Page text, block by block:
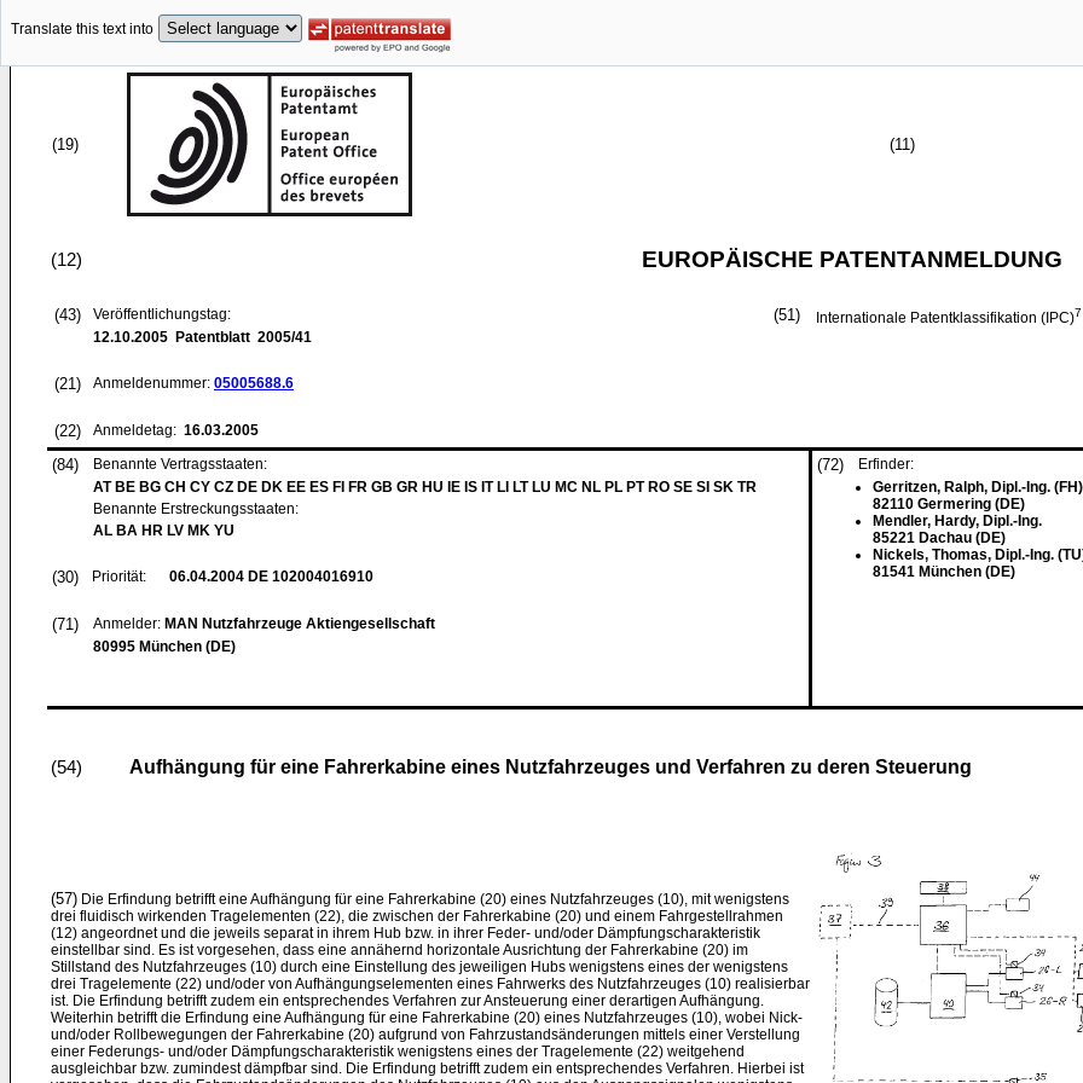
Translate this text into
(19) (11)
(12) EUROPÄISCHE PATENTANMELDUNG
(43)
Veröffentlichungstag:
12.10.2005 Patentblatt 2005/41
(21) Anmeldenummer: 05005688.6
(22) Anmeldetag: 16.03.2005
(51) Internationale Patentklassifikation (IPC)7
(84)
Benannte Vertragsstaaten:
AT BE BG CH CY CZ DE DK EE ES FI FR GB GR HU IE IS IT LI LT LU MC NL PL PT RO SE SI SK TR
Benannte Erstreckungsstaaten:
AL BA HR LV MK YU
(30) Priorität: 06.04.2004 DE 102004016910
(71) Anmelder: MAN Nutzfahrzeuge Aktiengesellschaft
80995 München (DE)
(72)
Erfinder:
Gerritzen, Ralph, Dipl.-Ing. (FH)
82110 Germering (DE)
Mendler, Hardy, Dipl.-Ing.
85221 Dachau (DE)
Nickels, Thomas, Dipl.-Ing.
81541 München (DE)
(54) Aufhängung für eine Fahrerkabine eines Nutzfahrzeuges und Verfahren zu deren Steuerung
(57) Die Erfindung betrifft eine Aufhängung für eine Fahrerkabine (20) eines Nutzfahrzeuges (10), mit wenigstens
drei fluidisch wirkenden Tragelementen (22), die zwischen der Fahrerkabine (20) und einem Fahrgestellrahmen
(12) angeordnet und die jeweils separat in ihrem Hub bzw. in ihrer Feder- und/oder Dämpfungscharakteristik
einstellbar sind. Es ist vorgesehen, dass eine annähernd horizontale Ausrichtung der Fahrerkabine (20) im
Stillstand des Nutzfahrzeuges (10) durch eine Einstellung des jeweiligen Hubs wenigstens eines der wenigstens
drei Tragelemente (22) und/oder von Aufhängungselementen eines Fahrwerks des Nutzfahrzeuges (10) realisierbar
ist. Die Erfindung betrifft zudem ein entsprechendes Verfahren zur Ansteuerung einer derartigen Aufhängung.
Weiterhin betrifft die Erfindung eine Aufhängung für eine Fahrerkabine (20) eines Nutzfahrzeuges (10), wobei Nick-
und/oder Rollbewegungen der Fahrerkabine (20) aufgrund von Fahrzustandsänderungen mittels einer Verstellung
einer Federungs- und/oder Dämpfungscharakteristik wenigstens eines der Tragelemente (22) weitgehend
ausgleichbar bzw. zumindest dämpfbar sind. Die Erfindung betrifft zudem ein entsprechendes Verfahren. Hierbei ist